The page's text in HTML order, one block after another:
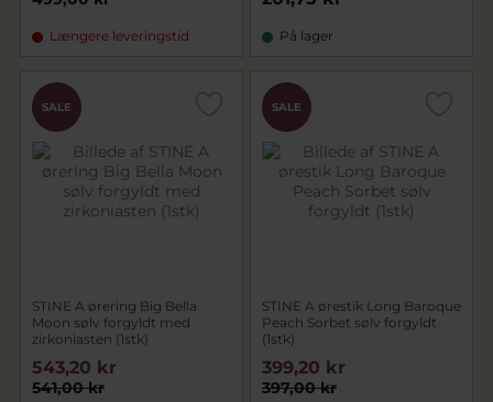
Længere leveringstid På lager
PRIS
SALE
STINE A ørering Big Bella
Moon sølv forgyldt med
zirkoniasten (1stk)
541,00 kr
543,20 kr
PRIS
SALE
STINE A ørestik Long Baroque
Peach Sorbet sølv forgyldt
(1stk)
397,00 kr
399,20 kr